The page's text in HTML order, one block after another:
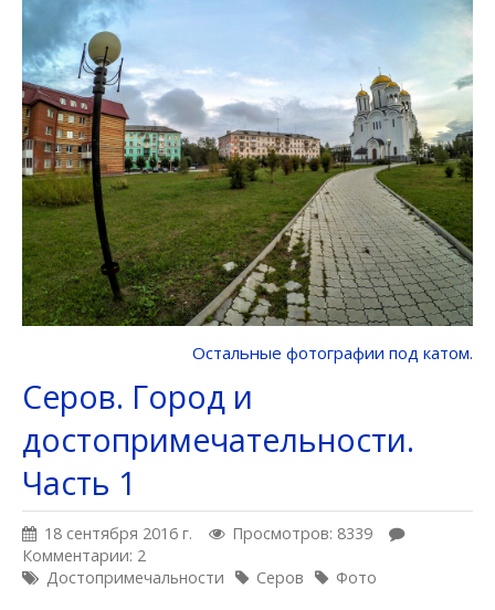
Остальные фотографии под катом.
Серов. Город и
достопримечательности.
Часть 1
18 сентября 2016 г.
Просмотров: 8339
Комментарии: 2
Достопримечальности
Серов Фото